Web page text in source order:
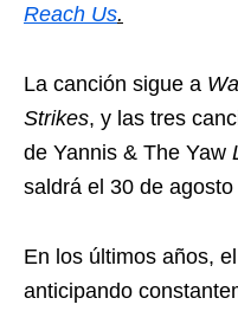
Reach Us.
La canción sigue a
Strikes, y las tres
de Yannis & The Yaw
saldrá el 30 de
En los últimos años,
anticipando